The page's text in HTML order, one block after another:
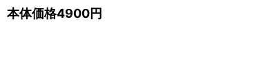
本体価格4900円